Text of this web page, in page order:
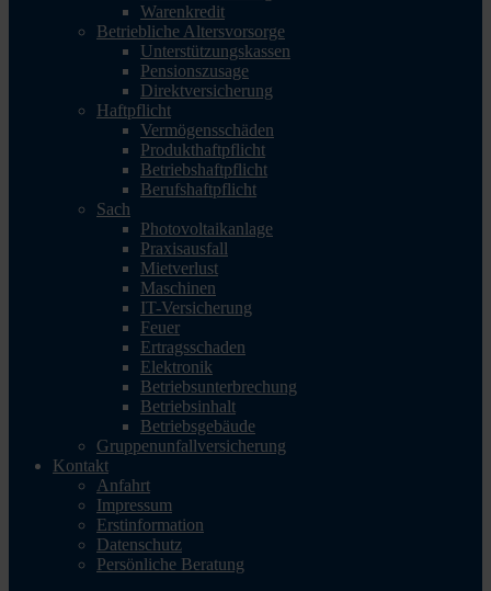
Warenkredit
Betriebliche Altersvorsorge
Unterstützungskassen
Pensionszusage
Direktversicherung
Haftpflicht
Vermögensschäden
Produkthaftpflicht
Betriebshaftpflicht
Berufshaftpflicht
Sach
Photovoltaikanlage
Praxisausfall
Mietverlust
Maschinen
IT-Versicherung
Feuer
Ertragsschaden
Elektronik
Betriebsunterbrechung
Betriebsinhalt
Betriebsgebäude
Gruppenunfallversicherung
Kontakt
Anfahrt
Impressum
Erstinformation
Datenschutz
Persönliche Beratung